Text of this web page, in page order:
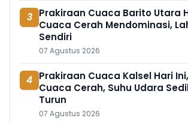
3 Prakiraan Cuaca Barito Utara
Cuaca Cerah Mendominasi,
Sendiri
07 Agustus 2026
4 Prakiraan Cuaca Kalsel Hari
Cuaca Cerah, Suhu Udara
Turun
07 Agustus 2026